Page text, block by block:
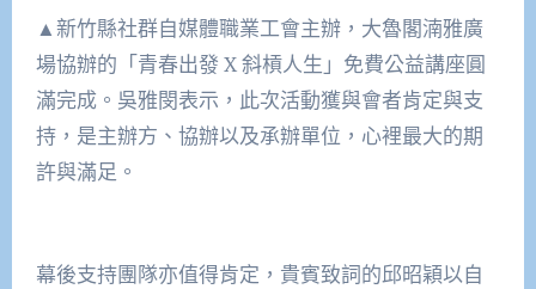
▲新竹縣社群自媒體職業工會主辦，大魯閣湳雅廣
場協辦的「青春出發 X 斜槓人生」免費公益講座圓
滿完成。吳雅閔表示，此次活動獲與會者肯定與支
持，是主辦方、協辦以及承辦單位，心裡最大的期
許與滿足。
幕後支持團隊亦值得肯定，貴賓致詞的邱昭穎以自